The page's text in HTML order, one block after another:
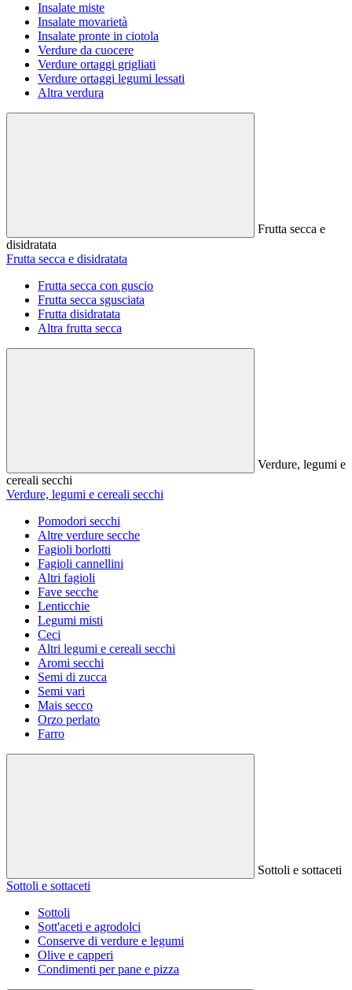
Insalate miste
Insalate movarietà
Insalate pronte in ciotola
Verdure da cuocere
Verdure ortaggi grigliati
Verdure ortaggi legumi lessati
Altra verdura
Frutta secca e
disidratata
Frutta secca e disidratata
Frutta secca con guscio
Frutta secca sgusciata
Frutta disidratata
Altra frutta secca
Verdure, legumi e
cereali secchi
Verdure, legumi e cereali secchi
Pomodori secchi
Altre verdure secche
Fagioli borlotti
Fagioli cannellini
Altri fagioli
Fave secche
Lenticchie
Legumi misti
Ceci
Altri legumi e cereali secchi
Aromi secchi
Semi di zucca
Semi vari
Mais secco
Orzo perlato
Farro
Sottoli e sottaceti
Sottoli e sottaceti
Sottoli
Sott'aceti e agrodolci
Conserve di verdure e legumi
Olive e capperi
Condimenti per pane e pizza